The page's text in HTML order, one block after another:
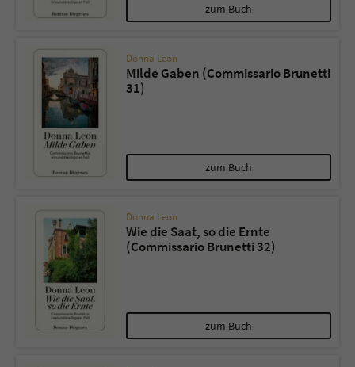
zum Buch
Donna Leon
Milde Gaben (Commissario Brunetti
31)
zum Buch
Donna Leon
Wie die Saat, so die Ernte
(Commissario Brunetti 32)
zum Buch